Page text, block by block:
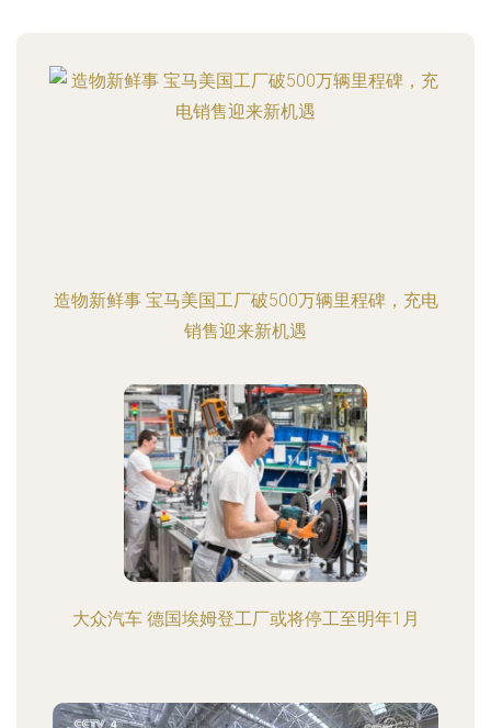
造物新鲜事 宝马美国工厂破500万辆里程碑，充电
销售迎来新机遇
大众汽车 德国埃姆登工厂或将停工至明年1月